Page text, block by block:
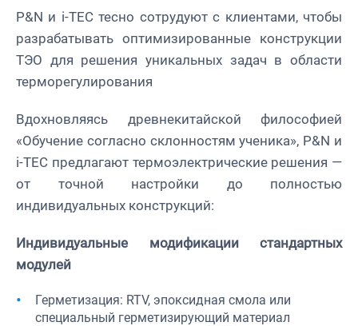
P&N и i-TEC тесно сотрудуют с клиентами, чтобы
разрабатывать оптимизированные конструкции
ТЭО для решения уникальных задач в области
терморегулирования
Вдохновляясь древнекитайской философией
«Обучение согласно склонностям ученика», P&N и
i-TEC предлагают термоэлектрические решения —
от точной настройки до полностью
индивидуальных конструкций:
Индивидуальные модификации стандартных
модулей
Герметизация: RTV, эпоксидная смола или
специальный герметизирующий материал